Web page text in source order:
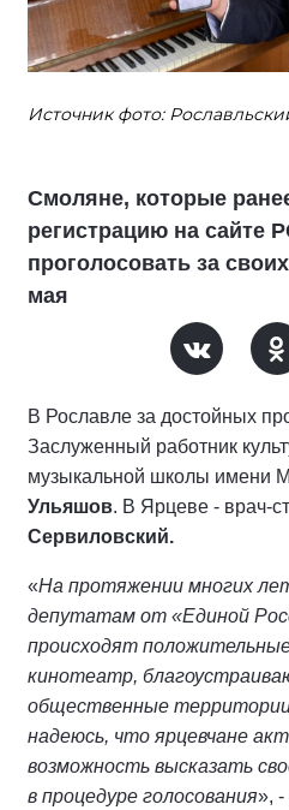
Источник фото:
Смоляне, которые
регистрацию на сайте
проголосовать за
мая
В Рославле за достойных
Заслуженный работник
музыкальной школы имени
Ульяшов. В Ярцеве - врач-
Сервиловский.
«На протяжении многих
депутатам от «Единой
происходят
кинотеатр,
общественные
надеюсь, что ярцевчане
возможность высказать
в процедуре голосования», -